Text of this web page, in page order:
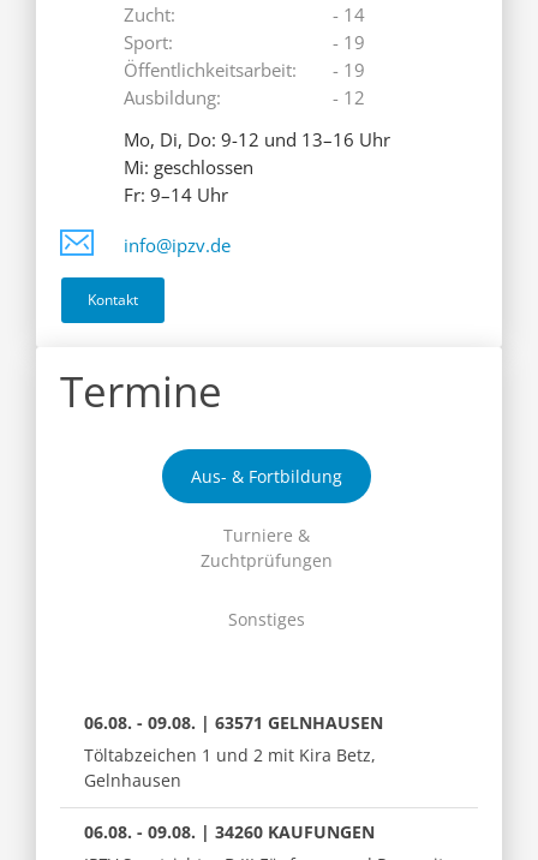
Zucht:
Sport:
Öffentlichkeitsarbeit:
Ausbildung:
- 14
- 19
- 19
- 12
Mo, Di, Do: 9-12 und 13–16 Uhr
Mi: geschlossen
Fr: 9–14 Uhr
info@ipzv.de
Kontakt
Termine
Aus- & Fortbildung
Turniere &
Zuchtprüfungen
Sonstiges
06.08. - 09.08. | 63571 GELNHAUSEN
Töltabzeichen 1 und 2 mit Kira Betz,
Gelnhausen
06.08. - 09.08. | 34260 KAUFUNGEN